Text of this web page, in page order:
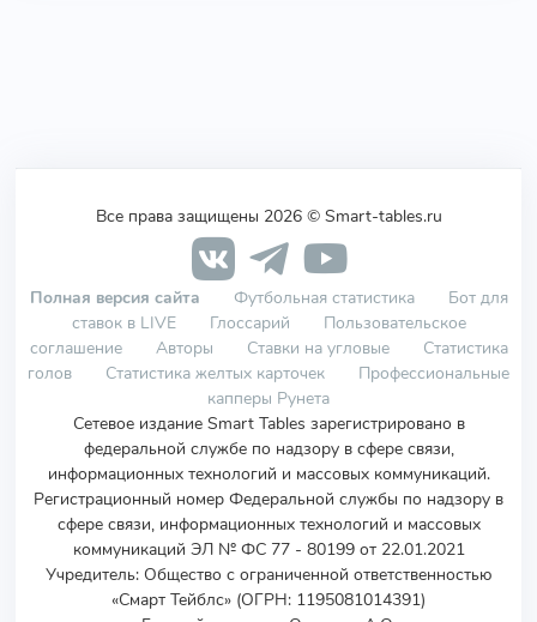
Все права защищены 2026 © Smart-tables.ru
Полная версия сайта Футбольная статистика
Бот для
ставок в LIVE
Глоссарий
Пользовательское
соглашение
Авторы Ставки на угловые
Статистика
голов
Статистика желтых карточек
Профессиональные
капперы Рунета
Сетевое издание Smart Tables зарегистрировано в
федеральной службе по надзору в сфере связи,
информационных технологий и массовых коммуникаций.
Регистрационный номер Федеральной службы по надзору в
сфере связи, информационных технологий и массовых
коммуникаций ЭЛ № ФС 77 - 80199 от 22.01.2021
Учредитель: Общество с ограниченной ответственностью
«Смарт Тейблс» (ОГРН: 1195081014391)